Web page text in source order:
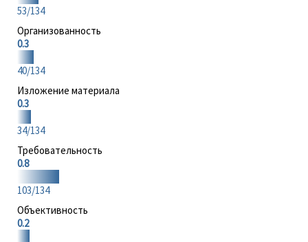
53/134
Организованность
0.3
40/134
Изложение материала
0.3
34/134
Требовательность
0.8
103/134
Объективность
0.2